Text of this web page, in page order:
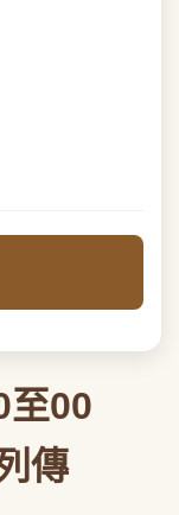
至00
傳